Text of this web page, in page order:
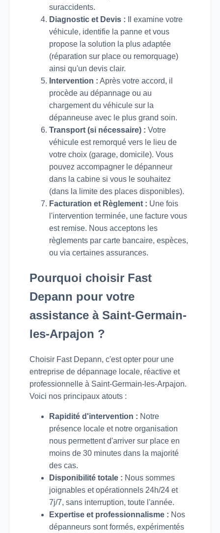
suraccidents.
Diagnostic et Devis : Il examine votre
véhicule, identifie la panne et vous
propose la solution la plus adaptée
(réparation sur place ou remorquage)
ainsi qu'un devis clair.
Intervention : Après votre accord, il
procède au dépannage ou au
chargement du véhicule sur la
dépanneuse avec le plus grand soin.
Transport (si nécessaire) : Votre
véhicule est remorqué vers le lieu de
votre choix (garage, domicile). Vous
pouvez accompagner le dépanneur
dans la cabine si vous le souhaitez
(dans la limite des places disponibles).
Facturation et Règlement : Une fois
l'intervention terminée, une facture vous
est remise. Nous acceptons les
règlements par carte bancaire, espèces,
ou via certaines assurances.
Pourquoi choisir Fast
Depann pour votre
assistance à Saint-Germain-
les-Arpajon ?
Choisir Fast Depann, c'est opter pour une
entreprise de dépannage locale, réactive et
professionnelle à Saint-Germain-les-Arpajon.
Voici nos principaux atouts :
Rapidité d'intervention : Notre
présence locale et notre organisation
nous permettent d'arriver sur place en
moins de 30 minutes dans la majorité
des cas.
Disponibilité totale : Nous sommes
joignables et opérationnels 24h/24 et
7j/7, sans interruption, toute l'année.
Expertise et professionnalisme : Nos
dépanneurs sont formés, expérimentés